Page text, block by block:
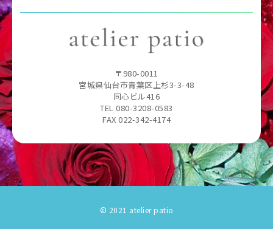
〒980-0011
宮城県仙台市青葉区上杉3-3-48
同心ビル416
TEL 080-3208-0583
FAX 022-342-4174
© 2021 atelier patio